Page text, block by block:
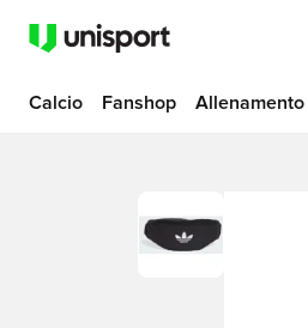
Calcio Fanshop Allenamento